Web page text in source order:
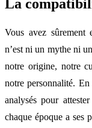
La
Vous avez sûrement
n’est ni un mythe ni
notre origine, notre
notre personnalité.
analysés pour
chaque époque a ses